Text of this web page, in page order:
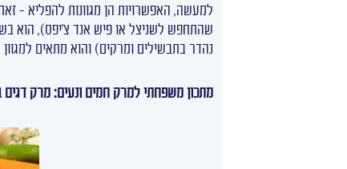
למעשה, האפשרויות הן מגוונות להפליא –
שהתחפש לשניצל או פיש אנד צ'יפס), הוא
נהדר בתבשילים ומרקים) והוא מתאים
מתכון משפחתי למרק חמים ונעים: מרק דגים